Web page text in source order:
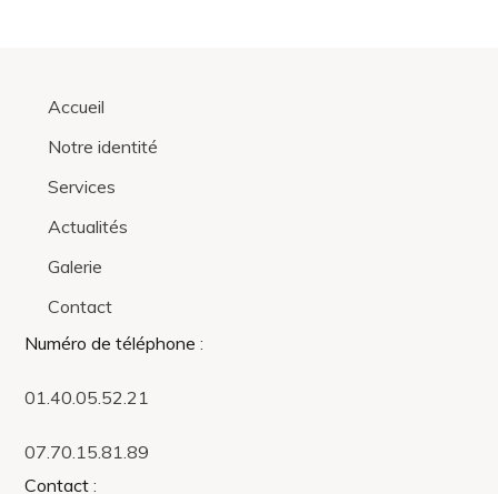
Accueil
Notre identité
Services
Actualités
Galerie
Contact
Numéro de téléphone :
01.40.05.52.21
07.70.15.81.89
Contact :